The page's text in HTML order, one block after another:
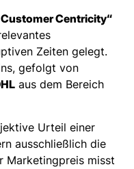
Customer Centricity“
Zeiten gelegt.
gefolgt von
aus dem Bereich
Urteil einer
ausschließlich die
Marketingpreis misst